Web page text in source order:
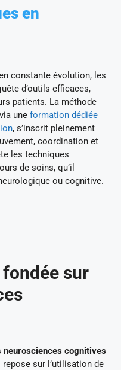
en
constante évolution, les
d’outils efficaces,
patients. La méthode
une formation dédiée
, s’inscrit pleinement
coordination et
les techniques
de soins, qu’il
ou cognitive.
sur
neurosciences cognitives
sur l’utilisation de